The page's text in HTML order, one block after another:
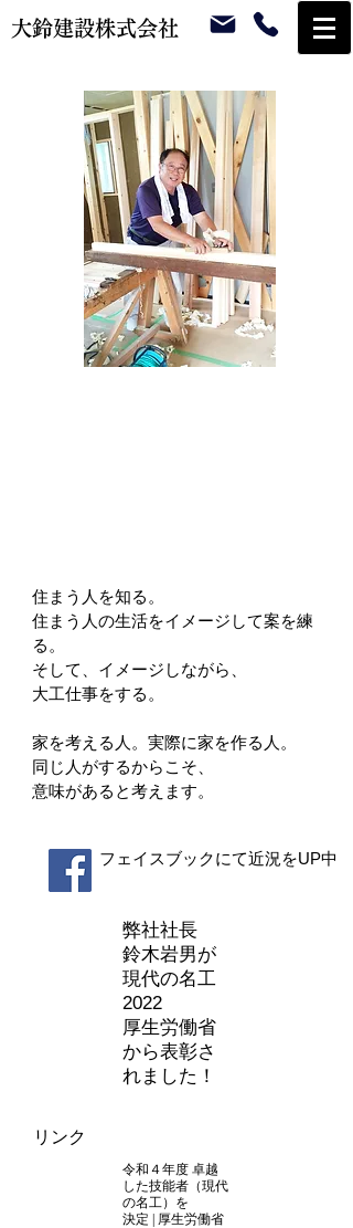
大鈴建設株式会社
フェイスブックにて近況をUP中
住まう人を知る。
住まう人の生活をイメージして案を練
る。
そして、イメージしながら、
大工仕事をする。
家を考える人。 実際に家を作る人。
同じ人がするからこそ、
意味があると考えます。
弊社社長
鈴木岩男が
現代の名工
2022
厚生労働省
から表彰さ
れました！
リンク
令和４年度 卓越
した技能者（現代
の名工）を
決定 | 厚生労働省